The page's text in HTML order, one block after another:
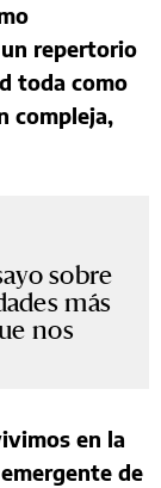
repertorio
toda como
compleja,
sobre
más
nos
en la
de